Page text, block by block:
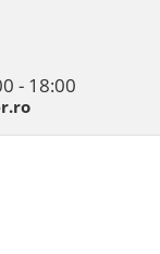
- 18:00